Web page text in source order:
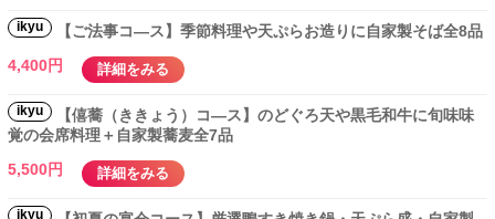
ikyu
【ご法事コ―ス】季節料理や天ぷらお造りに自家製そば全8品
4,400円
詳細をみる
ikyu
【僖蕎（ききょう）コ―ス】のどぐろ天や黒毛和牛に旬味味
覚の会席料理＋自家製蕎麦全7品
5,500円
詳細をみる
ikyu